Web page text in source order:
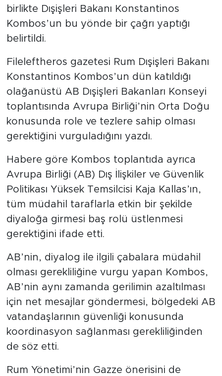
birlikte Dışişleri Bakanı Konstantinos
Kombos’un bu yönde bir çağrı yaptığı
belirtildi.
Fileleftheros gazetesi Rum Dışişleri Bakanı
Konstantinos Kombos’un dün katıldığı
olağanüstü AB Dışişleri Bakanları Konseyi
toplantısında Avrupa Birliği’nin Orta Doğu
konusunda role ve tezlere sahip olması
gerektiğini vurguladığını yazdı.
Habere göre Kombos toplantıda ayrıca
Avrupa Birliği (AB) Dış İlişkiler ve Güvenlik
Politikası Yüksek Temsilcisi Kaja Kallas’ın,
tüm müdahil taraflarla etkin bir şekilde
diyaloğa girmesi baş rolü üstlenmesi
gerektiğini ifade etti.
AB’nin, diyalog ile ilgili çabalara müdahil
olması gerekliliğine vurgu yapan Kombos,
AB’nin aynı zamanda gerilimin azaltılması
için net mesajlar göndermesi, bölgedeki AB
vatandaşlarının güvenliği konusunda
koordinasyon sağlanması gerekliliğinden
de söz etti.
Rum Yönetimi’nin Gazze önerisini de